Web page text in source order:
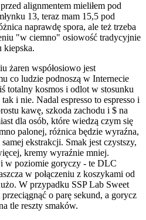
alignmentem mieliłem pod
13, teraz mam 15,5 pod
naprawdę spora, ale też trzeba
"w ciemno" osiowość tradycyjnie
kiepska.
żaren współosiowo jest
co ludzie podnoszą w Internecie
totalny kosmos i odlot w stosunku
i nie. Nadal espresso to espresso i
kawę, szkoda zachodu i $ na
dla osób, które wiedzą czym się
palonej, różnica będzie wyraźna,
ekstrakcji. Smak jest czystszy,
kremy wyraźnie mniej.
w poziomie goryczy - te DLC
w połączeniu z koszykami od
W przypadku SSP Lab Sweet
o parę sekund, a gorycz
tle reszty smaków.